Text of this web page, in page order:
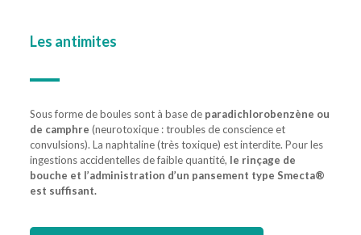
Les antimites
Sous forme de boules sont à base deparadichlorobenzène ou
de camphre (neurotoxique : troubles de conscience et
convulsions). La naphtaline (très toxique) est interdite. Pour les
ingestions accidentelles de faible quantité, le rinçage de
bouche et l’administration d’un pansement type Smecta®
est suffisant.